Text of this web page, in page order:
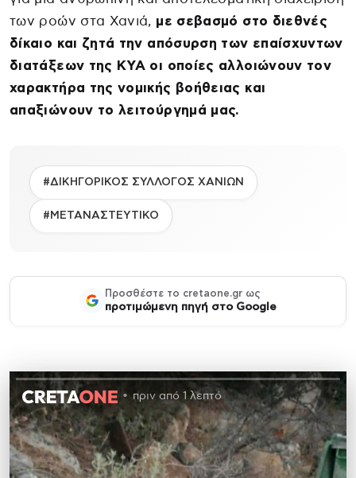
των ροών στα Χανιά, με σεβασμό στο διεθνές
δίκαιο και ζητά την απόσυρση των επαίσχυντων
διατάξεων της ΚΥΑ οι οποίες αλλοιώνουν τον
χαρακτήρα της νομικής βοήθειας και
απαξιώνουν το λειτούργημά μας.
#ΔΙΚΗΓΟΡΙΚΟΣ ΣΥΛΛΟΓΟΣ ΧΑΝΙΩΝ
#ΜΕΤΑΝΑΣΤΕΥΤΙΚΟ
Προσθέστε το cretaone.gr ως
προτιμώμενη πηγή στο Google
πριν από 1 λεπτό